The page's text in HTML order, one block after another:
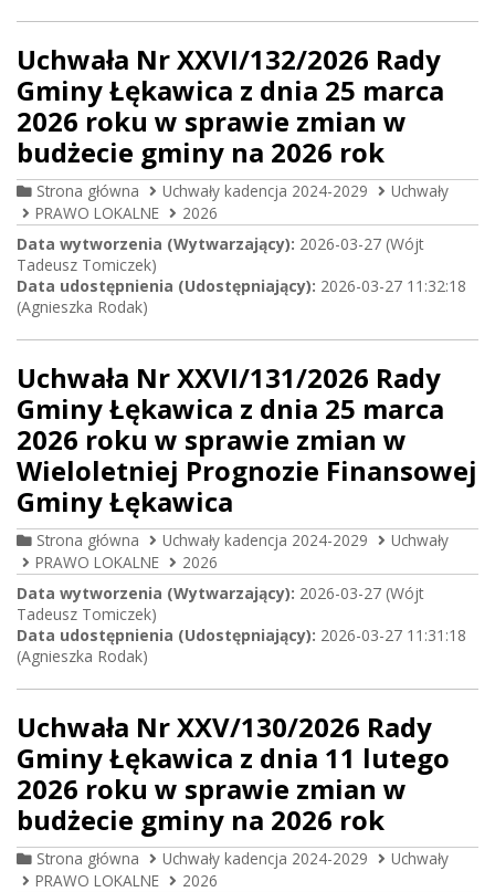
Uchwała Nr XXVI/132/2026 Rady
Gminy Łękawica z dnia 25 marca
2026 roku w sprawie zmian w
budżecie gminy na 2026 rok
Strona główna Uchwały kadencja 2024-2029
Uchwały
PRAWO LOKALNE
2026
Data wytworzenia (Wytwarzający): 2026-03-27 (Wójt
Tadeusz Tomiczek)
Data udostępnienia (Udostępniający): 2026-03-27 11:32:18
(Agnieszka Rodak)
Uchwała Nr XXVI/131/2026 Rady
Gminy Łękawica z dnia 25 marca
2026 roku w sprawie zmian w
Wieloletniej Prognozie Finansowej
Gminy Łękawica
Strona główna Uchwały kadencja 2024-2029
Uchwały
PRAWO LOKALNE
2026
Data wytworzenia (Wytwarzający): 2026-03-27 (Wójt
Tadeusz Tomiczek)
Data udostępnienia (Udostępniający): 2026-03-27 11:31:18
(Agnieszka Rodak)
Uchwała Nr XXV/130/2026 Rady
Gminy Łękawica z dnia 11 lutego
2026 roku w sprawie zmian w
budżecie gminy na 2026 rok
Strona główna Uchwały kadencja 2024-2029
Uchwały
PRAWO LOKALNE
2026